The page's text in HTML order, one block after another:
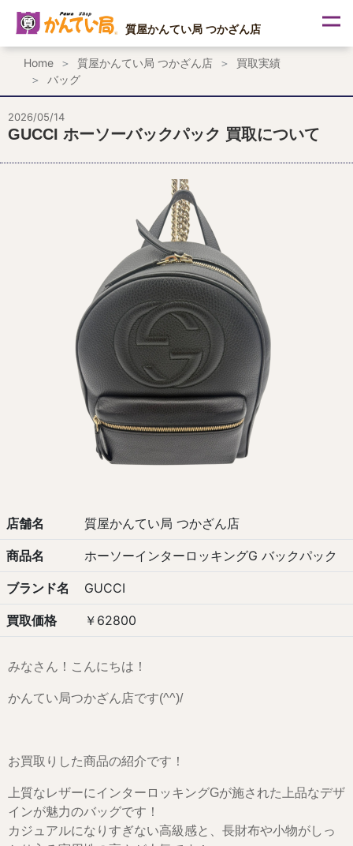
ス
プ
質屋かんてい局 つかざん店
Home 質屋かんてい局 つかざん店
買取実績
バッグ
2026/05/14
GUCCI ホーソーバックパック 買取について
店舗名 質屋かんてい局 つかざん店
商品名 ホーソーインターロッキングG バックパック
ブランド名 GUCCI
買取価格 ￥62800
みなさん！こんにちは！
かんてい局つかざん店です(^^)/
お買取りした商品の紹介です！
上質なレザーにインターロッキングGが施された上品なデザ
インが魅力のバッグです！
カジュアルになりすぎない高級感と、長財布や小物がしっ